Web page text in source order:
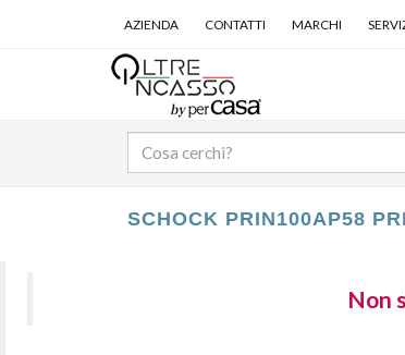
AZIENDA CONTATTI MARCHI
SCHOCK PRIN100AP58
Non